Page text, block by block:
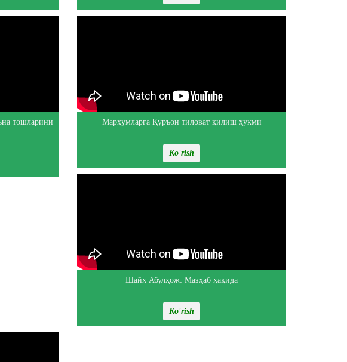
тошларини
Марҳумларга Қуръон тиловат қилиш ҳукми
Ko'rish
Шайх Абулҳож: Мазҳаб ҳақида
Ko'rish